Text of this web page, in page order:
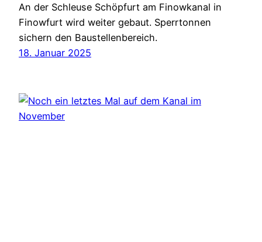
An der Schleuse Schöpfurt am Finowkanal in
Finowfurt wird weiter gebaut. Sperrtonnen
sichern den Baustellenbereich.
18. Januar 2025